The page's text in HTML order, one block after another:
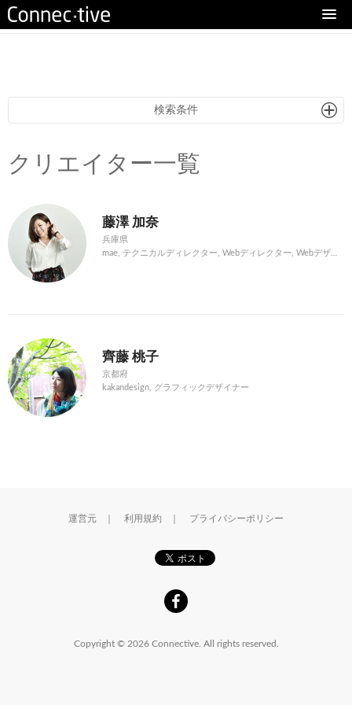
検索条件
クリエイター一覧
藤澤 加奈
兵庫県
齊藤 桃子
京都府
kakandesign, グラフィックデザイナー
運営元 利用規約 プライバシーポリシー
Copyright © 2026 Connective. All rights reserved.